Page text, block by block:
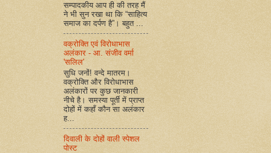
सम्पादकीय आप ही की तरह मैं
ने भी सुन रखा था कि “साहित्य
समाज का दर्पण है”। बहुत ...
वक्रोक्ति एवं विरोधाभास
अलंकार - आ. संजीव वर्मा
'सलिल'
सुधि जनों! वन्दे मातरम।
वक्रोक्ति और विरोधाभास
अलंकारों पर कुछ जानकारी
नीचे है। समस्या पूर्ती में प्राप्त
दोहों में कहाँ कौन सा अलंकार
ह...
दिवाली के दोहों वाली स्पेशल
पोस्ट